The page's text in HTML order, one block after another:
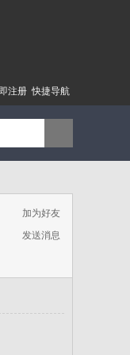
快捷导航
注册
加为好友
发送消息